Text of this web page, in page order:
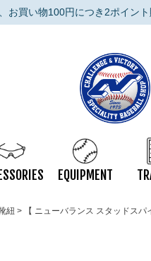
お買い物100円につき2ポイン
EQUIPMENT
紐 【 ニューバランス スタッドス